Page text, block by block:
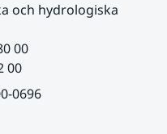
och hydrologiska
00
00
0696